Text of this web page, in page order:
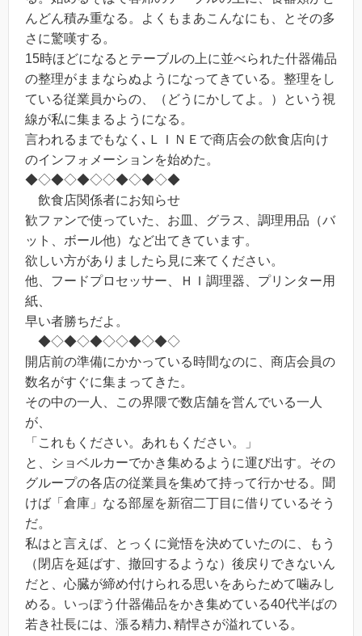
んどん積み重なる。よくもまあこんなにも、とその多
さに驚嘆する。
15時ほどになるとテーブルの上に並べられた什器備品
の整理がままならぬようになってきている。整理をし
ている従業員からの、（どうにかしてよ。）という視
線が私に集まるようになる。
言われるまでもなく､ＬＩＮＥで商店会の飲食店向け
のインフォメーションを始めた。
◆◇◆◇◆◇◇◆◇◆◇◆
飲食店関係者にお知らせ
歓ファンで使っていた、お皿、グラス、調理用品（バ
ット、ボール他）など出てきています。
欲しい方がありましたら見に来てください。
他、フードプロセッサー、ＨＩ調理器、プリンター用
紙、
早い者勝ちだよ。
◆◇◆◇◆◇◇◆◇◆◇
開店前の準備にかかっている時間なのに、商店会員の
数名がすぐに集まってきた。
その中の一人、この界隈で数店舗を営んでいる一人
が、
「これもください。あれもください。」
と、ショベルカーでかき集めるように運び出す。その
グループの各店の従業員を集めて持って行かせる。聞
けば「倉庫」なる部屋を新宿二丁目に借りているそう
だ。
私はと言えば、とっくに覚悟を決めていたのに、もう
（閉店を延ばす、撤回するような）後戻りできないん
だと、心臓が締め付けられる思いをあらためて噛みし
める。いっぽう什器備品をかき集めている40代半ばの
若き社長には、漲る精力､精悍さが溢れている。